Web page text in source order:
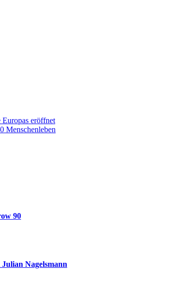
Europas eröffnet
Menschenleben
90
Nagelsmann